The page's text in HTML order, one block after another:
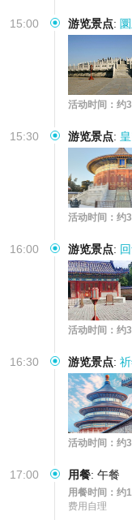
15:00 游览景点:
活动时间：约
15:30 游览景点:
活动时间：约
16:00 游览景点:
活动时间：约
16:30 游览景点:
活动时间：约
17:00 用餐: 午餐
用餐时间：约
费用自理